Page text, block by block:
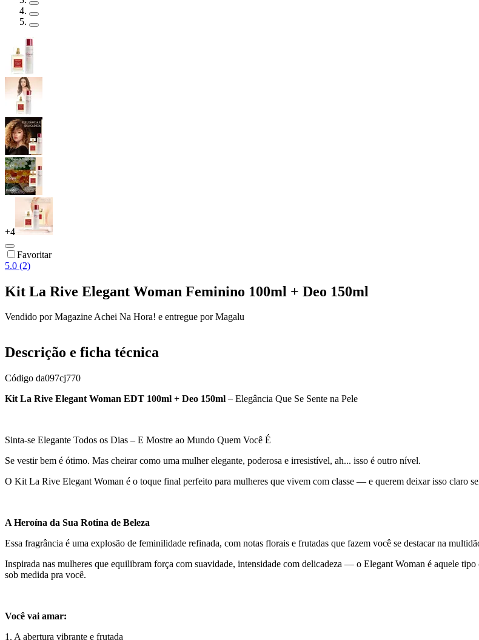
+4
Favoritar
5.0 (2)
Kit La Rive Elegant Woman Feminino 100ml + Deo 150ml
Vendido porMagazine Achei Na Hora! e entregue por Magalu
Descrição e ficha técnica
Código da097cj770
Kit La Rive Elegant Woman EDT 100ml + Deo 150ml – Elegância Que Se Sente na Pele
Sinta-se Elegante Todos os Dias – E Mostre ao Mundo Quem Você É
Se vestir bem é ótimo. Mas cheirar como uma mulher elegante, poderosa e irresistível, ah... isso é outro nível.
O Kit La Rive Elegant Woman é o toque final perfeito para mulheres que vivem com classe — e querem deixar isso claro
A Heroína da Sua Rotina de Beleza
Essa fragrância é uma explosão de feminilidade refinada, com notas florais e frutadas que fazem você se destacar na
Inspirada nas mulheres que equilibram força com suavidade, intensidade com delicadeza — o Elegant Woman é aquele tipo
sob medida pra você.
Você vai amar:
1. A abertura vibrante e frutada